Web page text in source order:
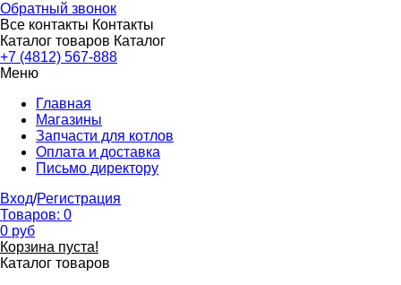
Обратный звонок
Все контакты Контакты
Каталог товаров Каталог
+7 (4812) 567-888
Меню
Главная
Магазины
Запчасти для котлов
Оплата и доставка
Письмо директору
Вход/Регистрация
Товаров: 0
0 руб
Корзина пуста!
Каталог товаров